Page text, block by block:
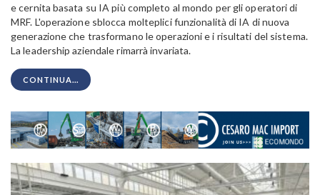
e cernita basata su IA più completo al mondo per gli operatori di
MRF. L'operazione sblocca molteplici funzionalità di IA di nuova
generazione che trasformano le operazioni e i risultati del sistema.
La leadership aziendale rimarrà invariata.
CONTINUA...